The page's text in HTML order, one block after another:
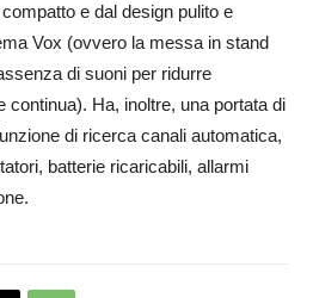
e dal design pulito e
Vox (ovvero la messa in stand
di suoni per ridurre
continua). Ha, inoltre, una portata di
di ricerca canali automatica,
batterie ricaricabili, allarmi